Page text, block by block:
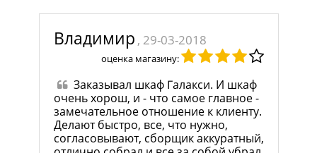
Владимир , 29-03-2018
оценка магазину:
Заказывал шкаф Галакси. И шкаф
очень хорош, и - что самое главное -
замечательное отношение к клиенту.
Делают быстро, все, что нужно,
согласовывают, сборщик аккуратный,